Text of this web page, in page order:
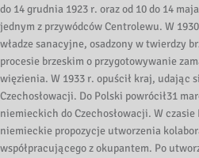
do 14 grudnia 1923 r. oraz od 10 do 14
jednym z przywódców Centrolewu. W
władze sanacyjne, osadzony w twierdzy
procesie brzeskim o przygotowywanie
więzienia. W 1933 r. opuścił kraj, udając
Czechosłowacji. Do Polski powrócił31
niemieckich do Czechosłowacji. W
niemieckie propozycje utworzenia
współpracującego z okupantem. Po